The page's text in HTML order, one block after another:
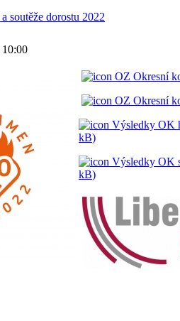
soutěže dorostu 2022
OZ Okresní
OZ Okresní
Výsledky OK
kB)
Výsledky OK
kB)